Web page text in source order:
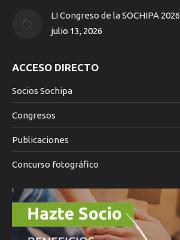
LI Congreso de la SOCHIPA 2026
julio 13, 2026
ACCESO DIRECTO
Socios Sochipa
Congresos
Publicaciones
Concurso fotográfico